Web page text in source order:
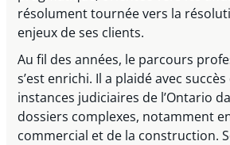
résolument tournée vers la
enjeux de ses clients.
Au fil des années, le parcours
s’est enrichi. Il a plaidé avec
instances judiciaires de l’Ontario
dossiers complexes, notamment
commercial et de la construction.